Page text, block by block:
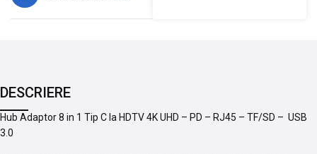
DESCRIERE
Hub Adaptor 8 in 1 Tip C la HDTV 4K UHD – PD – RJ45 – TF/SD – USB
3.0